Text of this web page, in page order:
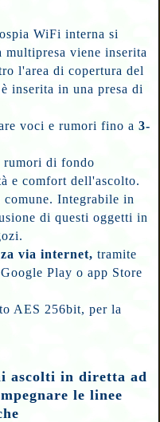
WiFi interna si
multipresa viene inserita
l'area di copertura del
inserita in una presa di
voci e rumori fino a3-
di fondo
e comfort dell'ascolto.
Integrabile in
di questi oggetti in
via internet,tramite
Play o app Store
AES 256bit, per la
ascolti in diretta ad
le linee